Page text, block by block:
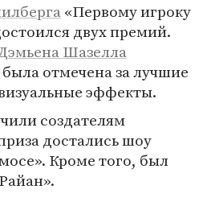
«Первому игроку
двух премий.
Шазелла
отмечена за лучшие
эффекты.
создателям
достались шоу
Кроме того, был